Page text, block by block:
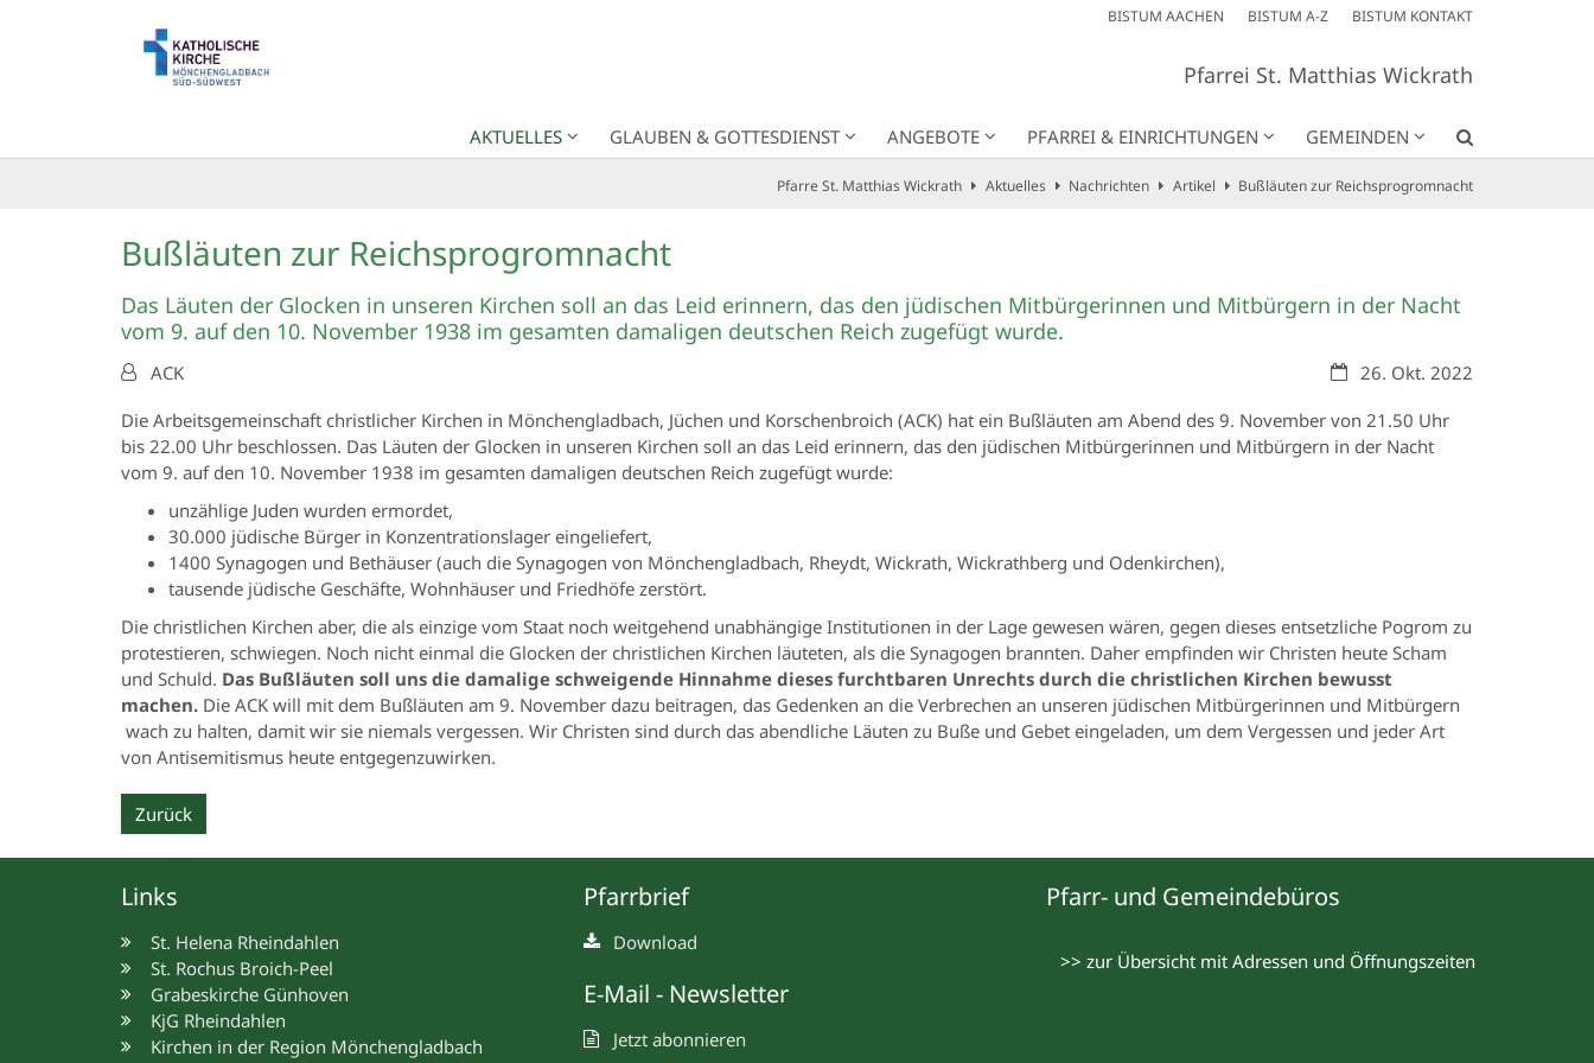
BISTUM AACHEN BISTUM A-Z BISTUM KONTAKT
Pfarrei St. Matthias Wickrath
AKTUELLES GLAUBEN & GOTTESDIENST ANGEBOTE PFARREI & EINRICHTUNGEN GEMEINDEN
Pfarre St. Matthias Wickrath Aktuelles Nachrichten Artikel Bußläuten zur Reichsprogromnacht
Bußläuten zur Reichsprogromnacht
Das Läuten der Glocken in unseren Kirchen soll an das Leid erinnern, das den jüdischen Mitbürgerinnen und Mitbürgern in der Nacht
vom 9. auf den 10. November 1938 im gesamten damaligen deutschen Reich zugefügt wurde.
Datum:26. Okt. 2022
Von:ACK
Die Arbeitsgemeinschaft christlicher Kirchen in Mönchengladbach, Jüchen und Korschenbroich (ACK) hat ein Bußläuten am Abend des 9. November von 21.50 Uhr
bis 22.00 Uhr beschlossen. Das Läuten der Glocken in unseren Kirchen soll an das Leid erinnern, das den jüdischen Mitbürgerinnen und Mitbürgern in der Nacht
vom 9. auf den 10. November 1938 im gesamten damaligen deutschen Reich zugefügt wurde:
unzählige Juden wurden ermordet,
30.000 jüdische Bürger in Konzentrationslager eingeliefert,
1400 Synagogen und Bethäuser (auch die Synagogen von Mönchengladbach, Rheydt, Wickrath, Wickrathberg und Odenkirchen),
tausende jüdische Geschäfte, Wohnhäuser und Friedhöfe zerstört.
Die christlichen Kirchen aber, die als einzige vom Staat noch weitgehend unabhängige Institutionen in der Lage gewesen wären, gegen dieses entsetzliche Pogrom zu
protestieren, schwiegen. Noch nicht einmal die Glocken der christlichen Kirchen läuteten, als die Synagogen brannten. Daher empfinden wir Christen heute Scham
und Schuld. Das Bußläuten soll uns die damalige schweigende Hinnahme dieses furchtbaren Unrechts durch die christlichen Kirchen bewusst
machen. Die ACK will mit dem Bußläuten am 9. November dazu beitragen, das Gedenken an die Verbrechen an unseren jüdischen Mitbürgerinnen und Mitbürgern
wach zu halten, damit wir sie niemals vergessen. Wir Christen sind durch das abendliche Läuten zu Buße und Gebet eingeladen, um dem Vergessen und jeder Art
von Antisemitismus heute entgegenzuwirken.
Zurück
Links
St. Helena Rheindahlen
St. Rochus Broich-Peel
Grabeskirche Günhoven
KjG Rheindahlen
Kirchen in der Region Mönchengladbach
Pfarrbrief
Download
E-Mail - Newsletter
Jetzt abonnieren
Pfarr- und Gemeindebüros
>> zur Übersicht mit Adressen und Öffnungszeiten